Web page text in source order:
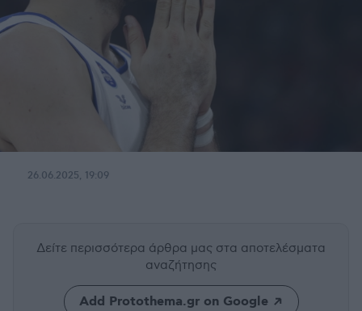
26.06.2025, 19:09
Δείτε περισσότερα άρθρα μας στα αποτελέσματα
αναζήτησης
Add Protothema.gr on Google